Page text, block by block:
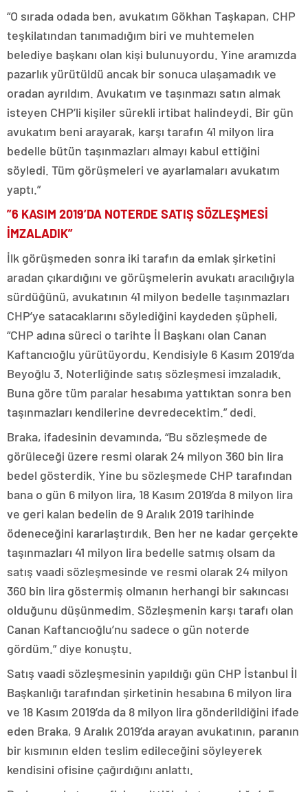
“O sırada odada ben, avukatım Gökhan Taşkapan, CHP
teşkilatından tanımadığım biri ve muhtemelen
belediye başkanı olan kişi bulunuyordu. Yine aramızda
pazarlık yürütüldü ancak bir sonuca ulaşamadık ve
oradan ayrıldım. Avukatım ve taşınmazı satın almak
isteyen CHP’li kişiler sürekli irtibat halindeydi. Bir gün
avukatım beni arayarak, karşı tarafın 41 milyon lira
bedelle bütün taşınmazları almayı kabul ettiğini
söyledi. Tüm görüşmeleri ve ayarlamaları avukatım
yaptı.”
”6 KASIM 2019’DA NOTERDE SATIŞ SÖZLEŞMESİ
İMZALADIK”
İlk görüşmeden sonra iki tarafın da emlak şirketini
aradan çıkardığını ve görüşmelerin avukatı aracılığıyla
sürdüğünü, avukatının 41 milyon bedelle taşınmazları
CHP’ye satacaklarını söylediğini kaydeden şüpheli,
“CHP adına süreci o tarihte İl Başkanı olan Canan
Kaftancıoğlu yürütüyordu. Kendisiyle 6 Kasım 2019’da
Beyoğlu 3. Noterliğinde satış sözleşmesi imzaladık.
Buna göre tüm paralar hesabıma yattıktan sonra ben
taşınmazları kendilerine devredecektim.” dedi.
Braka, ifadesinin devamında, “Bu sözleşmede de
görüleceği üzere resmi olarak 24 milyon 360 bin lira
bedel gösterdik. Yine bu sözleşmede CHP tarafından
bana o gün 6 milyon lira, 18 Kasım 2019’da 8 milyon lira
ve geri kalan bedelin de 9 Aralık 2019 tarihinde
ödeneceğini kararlaştırdık. Ben her ne kadar gerçekte
taşınmazları 41 milyon lira bedelle satmış olsam da
satış vaadi sözleşmesinde ve resmi olarak 24 milyon
360 bin lira göstermiş olmanın herhangi bir sakıncası
olduğunu düşünmedim. Sözleşmenin karşı tarafı olan
Canan Kaftancıoğlu’nu sadece o gün noterde
gördüm.” diye konuştu.
Satış vaadi sözleşmesinin yapıldığı gün CHP İstanbul İl
Başkanlığı tarafından şirketinin hesabına 6 milyon lira
ve 18 Kasım 2019’da da 8 milyon lira gönderildiğini ifade
eden Braka, 9 Aralık 2019’da arayan avukatının, paranın
bir kısmının elden teslim edileceğini söyleyerek
kendisini ofisine çağırdığını anlattı.